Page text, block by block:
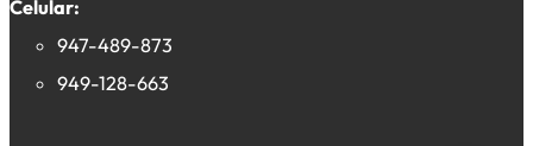
Celular:
947-489-873
949-128-663